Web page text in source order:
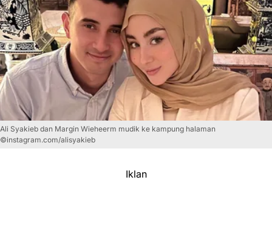
Ali Syakieb dan Margin Wieheerm mudik ke kampung halaman
©instagram.com/alisyakieb
Iklan